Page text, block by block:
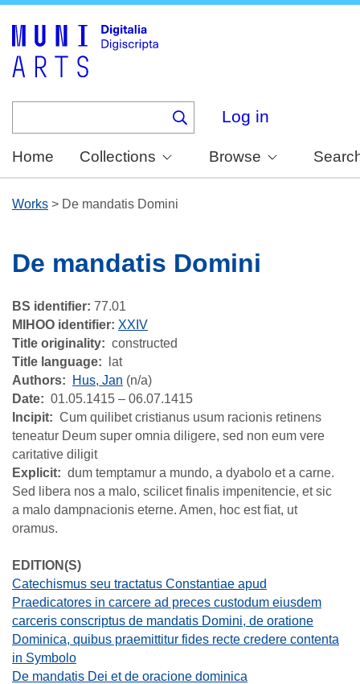
Log in
Home Collections Browse
Works > De mandatis Domini
De mandatis Domini
BS identifier: 77.01
MIHOO identifier: XXIV
Title originality
constructed
Title language
lat
Authors
Hus, Jan (n/a)
Date
01.05.1415 – 06.07.1415
Incipit
Cum quilibet cristianus usum racionis retinens
teneatur Deum super omnia diligere, sed non eum vere
caritative diligit
Explicit
dum temptamur a mundo, a dyabolo et a carne.
Sed libera nos a malo, scilicet finalis impenitencie, et sic
a malo dampnacionis eterne. Amen, hoc est fiat, ut
oramus.
EDITION(S)
Catechismus seu tractatus Constantiae apud
Praedicatores in carcere ad preces custodum eiusdem
carceris conscriptus de mandatis Domini, de oratione
Dominica, quibus praemittitur fides recte credere contenta
in Symbolo
De mandatis Dei et de oracione dominica